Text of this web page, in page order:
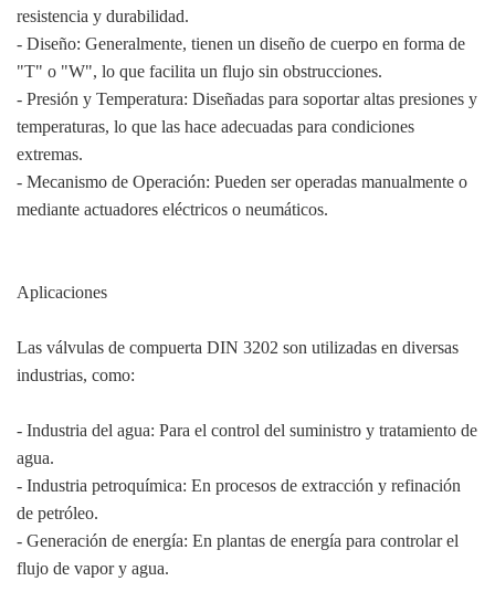
resistencia y durabilidad.
- Diseño: Generalmente, tienen un diseño de cuerpo en forma de
"T" o "W", lo que facilita un flujo sin obstrucciones.
- Presión y Temperatura: Diseñadas para soportar altas presiones y
temperaturas, lo que las hace adecuadas para condiciones
extremas.
- Mecanismo de Operación: Pueden ser operadas manualmente o
mediante actuadores eléctricos o neumáticos.
Aplicaciones
Las válvulas de compuerta DIN 3202 son utilizadas en diversas
industrias, como:
- Industria del agua: Para el control del suministro y tratamiento de
agua.
- Industria petroquímica: En procesos de extracción y refinación
de petróleo.
- Generación de energía: En plantas de energía para controlar el
flujo de vapor y agua.